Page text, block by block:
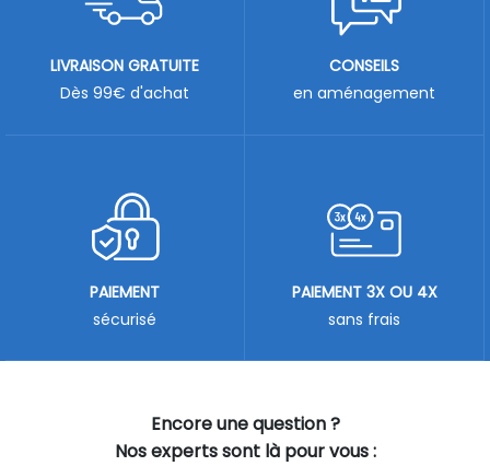
Encore une question ?
Nos experts sont là pour vous :
LIVRAISON GRATUITE
Dès 99€ d'achat
CONSEILS
en aménagement
PAIEMENT
sécurisé
PAIEMENT 3X OU 4X
sans frais